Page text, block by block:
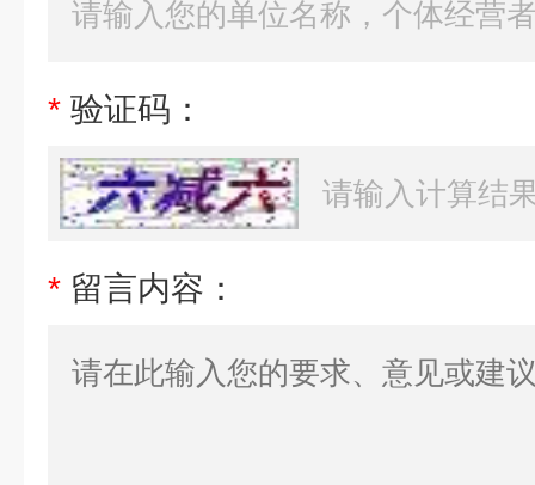
* 验证码：
* 留言内容：